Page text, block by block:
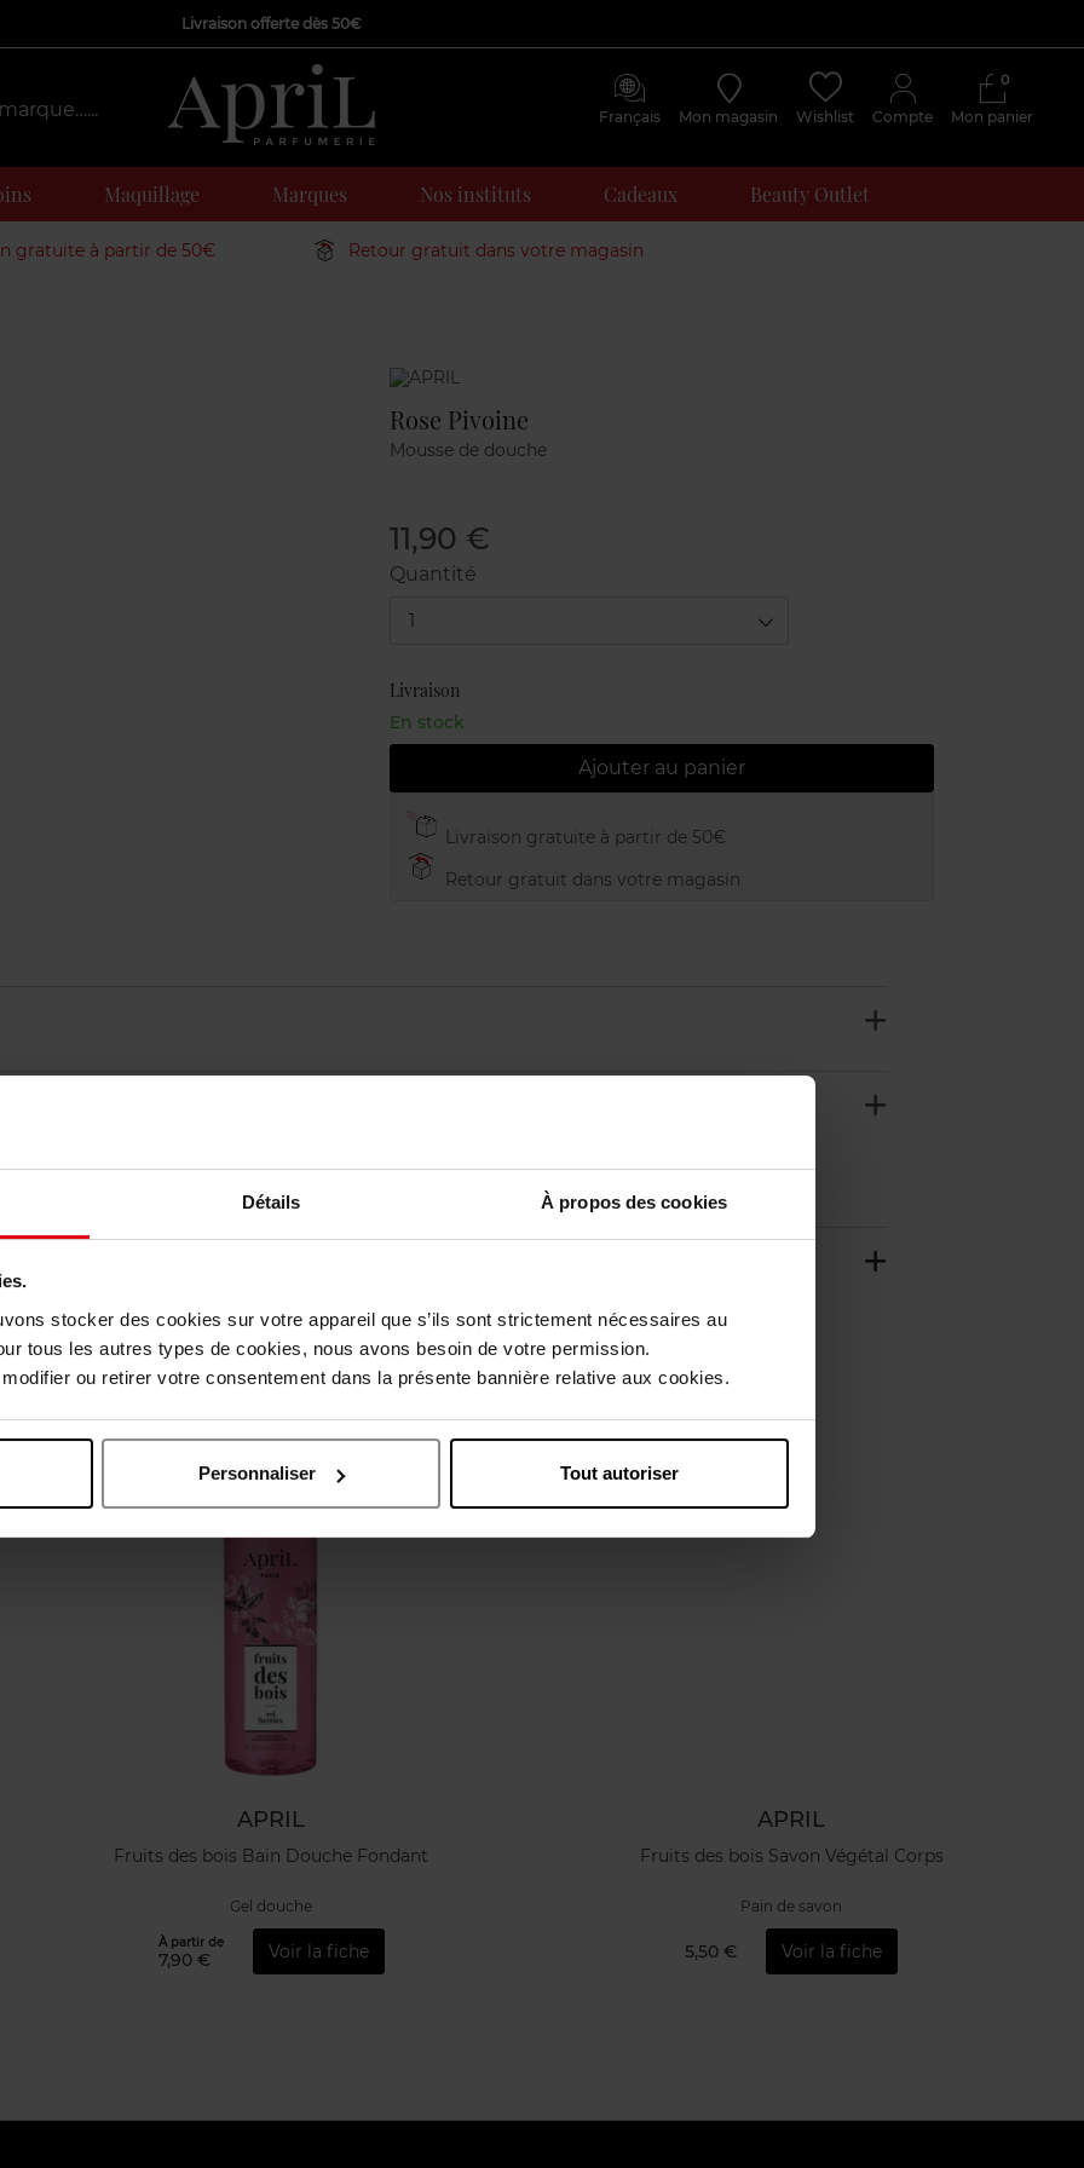
Détails À propos des cookies
stocker des cookies sur votre appareil que s’ils sont strictement nécessaires au
tous les autres types de cookies, nous avons besoin de votre permission.
ou retirer votre consentement dans la présente bannière relative aux cookies.
Personnaliser Tout autoriser
Livraison offerte dès 50€
Français Mon magasin Wishlist Compte Mon panier
0
Maquillage Marques Nos instituts Cadeaux Beauty Outlet
gratuite à partir de 50€ Retour gratuit dans votre magasin
Marque
Rose Pivoine
Mousse de douche
11,90 €
Quantité
1
Livraison
En stock
Ajouter au panier
Livraison gratuite à partir de 50€
Retour gratuit dans votre magasin
Oublié quelque chose ?
APRIL
Fruits des bois Bain Douche Fondant
Gel douche
À partir de
7,90 € Voir la fiche
APRIL
Fruits des bois Savon Végétal Corps
Pain de savon
5,50 € Voir la fiche